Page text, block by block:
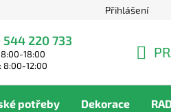
Přihlášení
220 733
18:00
8:00-12:00
KOŠÍK
potřeby Dekorace